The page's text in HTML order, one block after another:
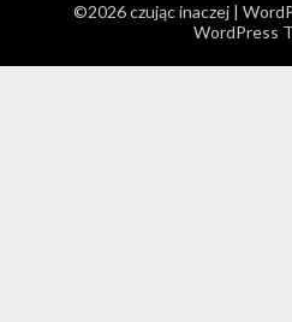
©2026 czując inaczej |
WordPress